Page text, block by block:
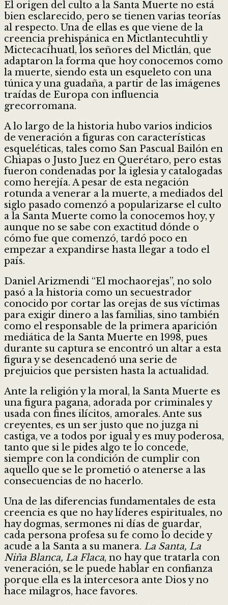
El origen del culto a la Santa Muerte no está
bien esclarecido, pero se tienen varias teorías
al respecto. Una de ellas es que viene de la
creencia prehispánica en Mictlantecuhtli y
Mictecacíhuatl, los señores del Mictlán, que
adaptaron la forma que hoy conocemos como
la muerte, siendo esta un esqueleto con una
túnica y una guadaña, a partir de las imágenes
traídas de Europa con influencia
grecorromana.
A lo largo de la historia hubo varios indicios
de veneración a figuras con características
esqueléticas, tales como San Pascual Bailón en
Chiapas o Justo Juez en Querétaro, pero estas
fueron condenadas por la iglesia y catalogadas
como herejía. A pesar de esta negación
rotunda a venerar a la muerte, a mediados del
siglo pasado comenzó a popularizarse el culto
a la Santa Muerte como la conocemos hoy, y
aunque no se sabe con exactitud dónde o
cómo fue que comenzó, tardó poco en
empezar a expandirse hasta llegar a todo el
país.
Daniel Arizmendi “El mochaorejas”, no solo
pasó a la historia como un secuestrador
conocido por cortar las orejas de sus víctimas
para exigir dinero a las familias, sino también
como el responsable de la primera aparición
mediática de la Santa Muerte en 1998, pues
durante su captura se encontró un altar a esta
figura y se desencadenó una serie de
prejuicios que persisten hasta la actualidad.
Ante la religión y la moral, la Santa Muerte es
una figura pagana, adorada por criminales y
usada con fines ilícitos, amorales. Ante sus
creyentes, es un ser justo que no juzga ni
castiga, ve a todos por igual y es muy poderosa,
tanto que si le pides algo te lo concede,
siempre con la condición de cumplir con
aquello que se le prometió o atenerse a las
consecuencias de no hacerlo.
Una de las diferencias fundamentales de esta
creencia es que no hay líderes espirituales, no
hay dogmas, sermones ni días de guardar,
cada persona profesa su fe como lo decide y
acude a la Santa a su manera. La Santa, La
Niña Blanca, La Flaca, no hay que tratarla con
veneración, se le puede hablar en confianza
porque ella es la intercesora ante Dios y no
hace milagros, hace favores.